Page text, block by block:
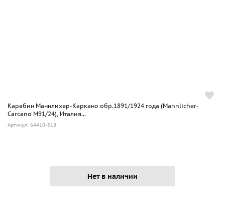
Карабин Маннлихер-Каркано обр.1891/1924 года (Mannlicher-
Carcano M91/24), Италия...
Артикул: 64410-318
Нет в наличии